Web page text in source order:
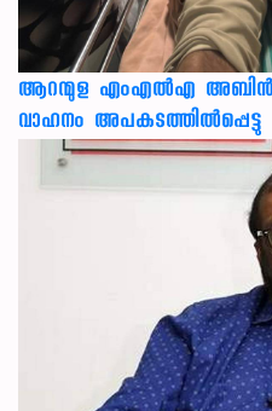
ആറന്മുള എംഎൽഎ അബിൻ
വാഹനം അപകടത്തിൽപ്പെട്ടു